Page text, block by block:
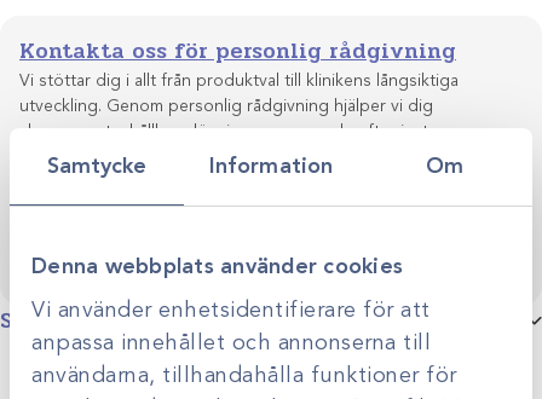
Samtycke Information Om
Denna webbplats använder cookies
Vi använder enhetsidentifierare för att
anpassa innehållet och annonserna till
användarna, tillhandahålla funktioner för
Specifikationer
Produktgrupp Servetter
Kontakta oss för personlig rådgivning
Vi stöttar dig i allt från produktval till klinikens långsiktiga
utveckling. Genom personlig rådgivning hjälper vi dig
skapa smarta, hållbara lösningar anpassade efter just er
verksamhet.